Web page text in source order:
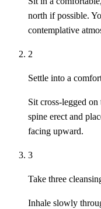
north if possible.
contemplative
2
Settle into a
Sit cross-legged
spine erect and
facing upward.
3
Take three
Inhale slowly